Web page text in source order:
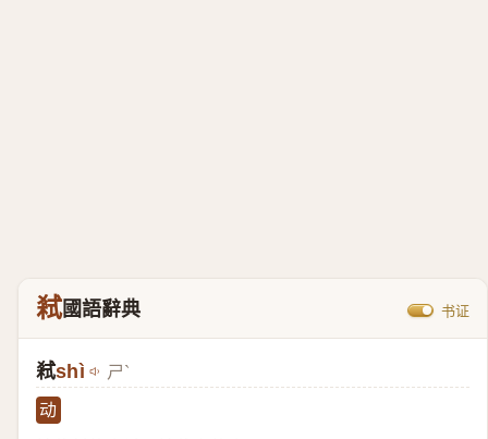
弒國語辭典 书证
弒shì ㄕˋ
动